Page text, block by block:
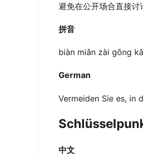
避免在公开场合直接讨
拼音
biàn miǎn zài gōng
German
Vermeiden Sie es, in
中文